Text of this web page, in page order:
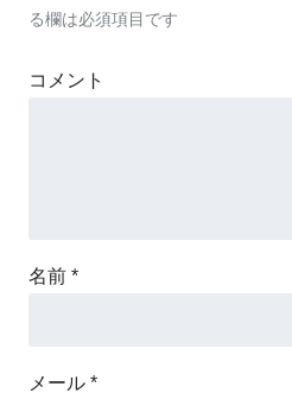
る欄は必須項目です
コメント
名前 *
メール *